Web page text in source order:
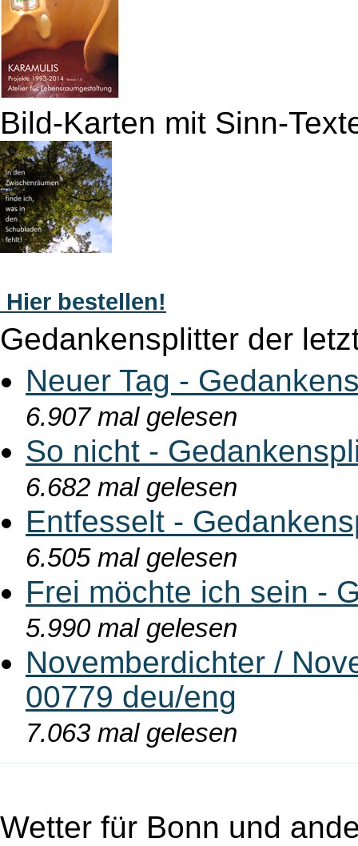
Bild-Karten mit Sinn-
Hier bestellen!
Gedankensplitter der
Neuer Tag -
6.907 mal gelesen
So nicht -
6.682 mal gelesen
Entfesselt -
6.505 mal gelesen
Frei möchte ich sein -
5.990 mal gelesen
Novemberdichter /
00779 deu/eng
7.063 mal gelesen
Wetter für Bonn und